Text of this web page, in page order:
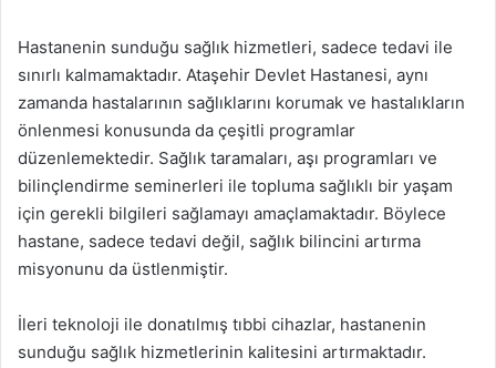
Hastanenin sunduğu sağlık hizmetleri, sadece tedavi ile
sınırlı kalmamaktadır. Ataşehir Devlet Hastanesi, aynı
zamanda hastalarının sağlıklarını korumak ve hastalıkların
önlenmesi konusunda da çeşitli programlar
düzenlemektedir. Sağlık taramaları, aşı programları ve
bilinçlendirme seminerleri ile topluma sağlıklı bir yaşam
için gerekli bilgileri sağlamayı amaçlamaktadır. Böylece
hastane, sadece tedavi değil, sağlık bilincini artırma
misyonunu da üstlenmiştir.
İleri teknoloji ile donatılmış tıbbi cihazlar, hastanenin
sunduğu sağlık hizmetlerinin kalitesini artırmaktadır.